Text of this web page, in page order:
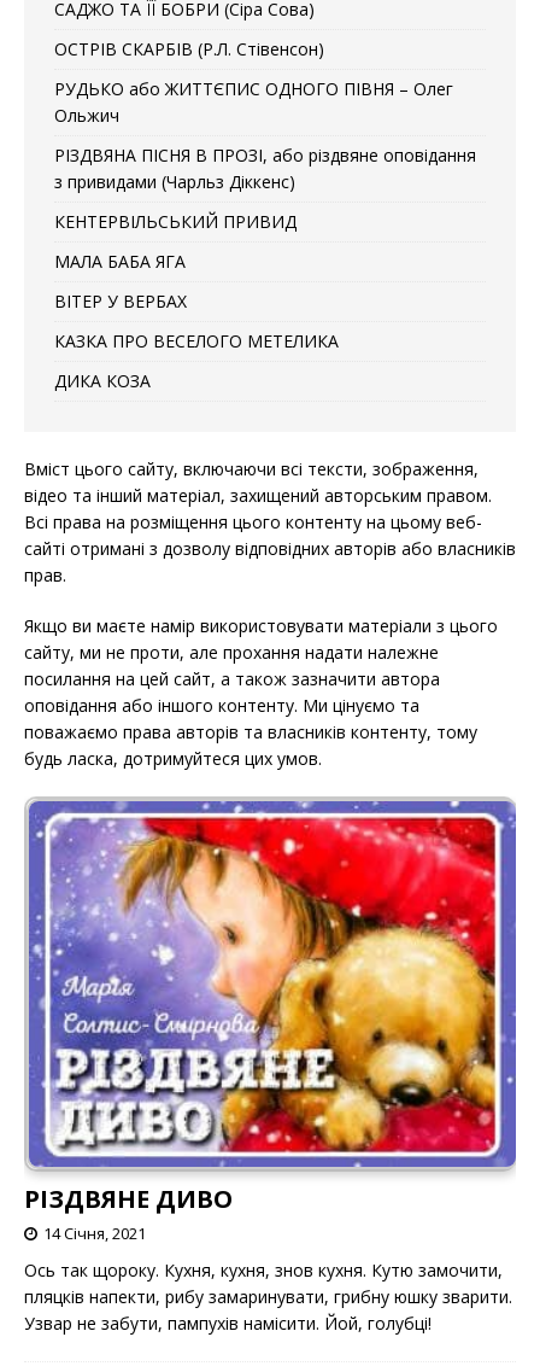
САДЖО ТА ЇЇ БОБРИ (Сіра Сова)
ОСТРІВ СКАРБІВ (Р.Л. Стівенсон)
РУДЬКО або ЖИТТЄПИС ОДНОГО ПІВНЯ – Олег
Ольжич
РІЗДВЯНА ПІСНЯ В ПРОЗІ, або різдвяне оповідання
з привидами (Чарльз Діккенс)
КЕНТЕРВІЛЬСЬКИЙ ПРИВИД
МАЛА БАБА ЯГА
ВІТЕР У ВЕРБАХ
КАЗКА ПРО ВЕСЕЛОГО МЕТЕЛИКА
ДИКА КОЗА
Вміст цього сайту, включаючи всі тексти, зображення,
відео та інший матеріал, захищений авторським правом.
Всі права на розміщення цього контенту на цьому веб-
сайті отримані з дозволу відповідних авторів або власників
прав.
Якщо ви маєте намір використовувати матеріали з цього
сайту, ми не проти, але прохання надати належне
посилання на цей сайт, а також зазначити автора
оповідання або іншого контенту. Ми цінуємо та
поважаємо права авторів та власників контенту, тому
будь ласка, дотримуйтеся цих умов.
РІЗДВЯНЕ ДИВО
14 Січня, 2021
Ось так щороку. Кухня, кухня, знов кухня. Кутю замочити,
пляцків напекти, рибу замаринувати, грибну юшку зварити.
Узвар не забути, пампухів намісити. Йой, голубці!